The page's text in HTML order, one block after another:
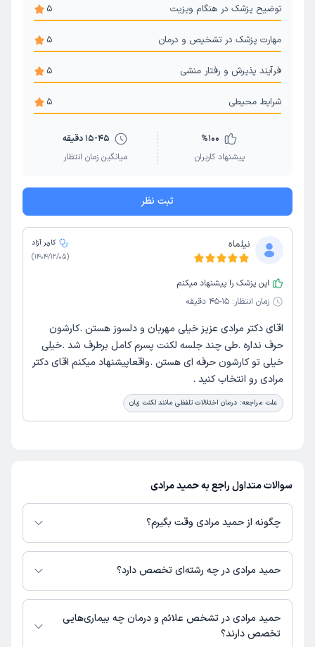
توضیح پزشک در هنگام ویزیت 5
مهارت پزشک در تشخیص و درمان 5
فرآیند پذیرش و رفتار منشی 5
شرایط محیطی 5
%100
پیشنهاد کاربران
15-45 دقیقه
میانگین زمان انتظار
ثبت نظر
نیلماه
کاربر آزاد
(
1404/12/05
)
این پزشک را پیشنهاد میکنم
زمان انتظار: 15-45 دقیقه
اقای دکتر مرادی عزیز خیلی مهربان و دلسوز هستن .کارشون
حرف نداره .طی چند جلسه لکنت پسرم کامل برطرف شد .خیلی
خیلی تو کارشون حرفه ای هستن .واقعا‌پیشنهاد میکنم اقای دکتر
مرادی رو انتخاب کنید .
علت مراجعه: درمان اختلالات تلفظی مانند لکنت زبان
سوالات متداول راجع به حمید مرادی
چگونه از حمید مرادی وقت بگیرم؟
در صورتی کهحمید مرادیدارای پروفایل فعال و نوبت‌دهی باز در پلتفرم دکترتو
باشند، می‌توانید از طریق این پلتفرم برای دریافت نوبت اقدام کنید. در صورت
شماره تماس، برنامه حضور در مطب، تصاویر پزشک، ساعات کاری و سایر اطلاعات
مرتبط با خدمات پزشکی و نوبت‌گیری ممکن است در پروفایل ایشان در دکترتو در
دسترس باشد
حمید مرادی در چه رشته‌ای تخصص دارد؟
حمید مرادی در رشته‌های زیر (پیراپزشکی) تخصص دارند:
گفتاردرمانی
حمید مرادی در تشخص علائم و درمان چه بیماری‌هایی
تخصص دارند؟